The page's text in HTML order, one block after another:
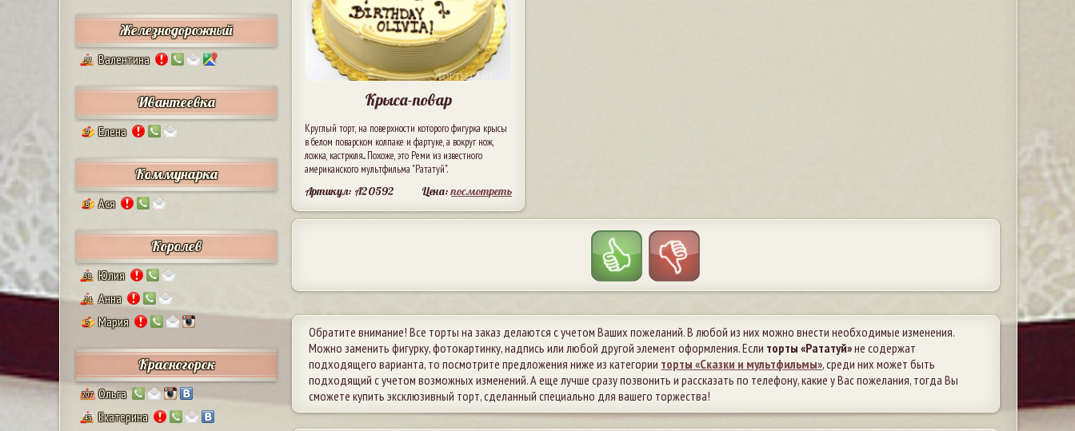
Железнодорожный
17 Валентина
Ивантеевка
9 Елена
Коммунарка
8 Ася
Королев
38 Юлия
24 Анна
5 Мария
Красногорск
207 Ольга
43 Екатерина
Крыса-повар
Круглый торт, на поверхности которого фигурка крысы
в белом поварском колпаке и фартуке, а вокруг нож,
ложка, кастрюля... Похоже, это Реми из известного
американского мультфильма "Рататуй".
Артикул: A20592 Цена:посмотреть
Обратите внимание! Все торты на заказ делаются с учетом Ваших пожеланий. В любой из них можно внести необходимые изменения.
Можно заменить фигурку, фотокартинку, надпись или любой другой элемент оформления. Если торты «Рататуй»не содержат
подходящего варианта, то посмотрите предложения ниже из категории торты «Сказки и мультфильмы», среди них может быть
подходящий с учетом возможных изменений. А еще лучше сразу позвонить и рассказать по телефону, какие у Вас пожелания, тогда Вы
сможете купить эксклюзивный торт, сделанный специально для вашего торжества!